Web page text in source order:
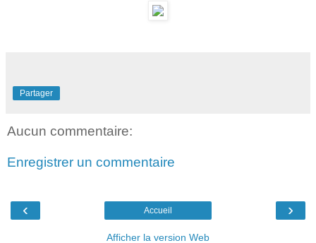
Partager
Aucun commentaire:
Enregistrer un commentaire
‹ ›
Accueil
Afficher la version Web